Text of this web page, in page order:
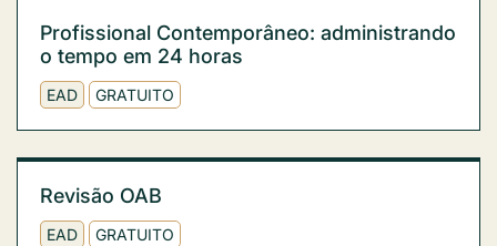
Profissional Contemporâneo: administrando
o tempo em 24 horas
EAD GRATUITO
Revisão OAB
EAD GRATUITO